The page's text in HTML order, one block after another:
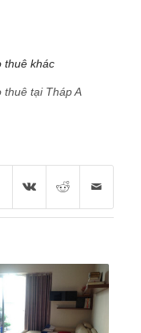
thuê khác
thuê tại Tháp A